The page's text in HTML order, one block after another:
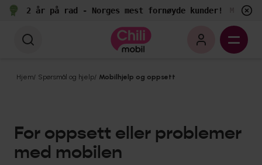
2 år på rad - Norges mest fornøyde kunder! Målt av
Hjem/ Spørsmål og hjelp/ Mobilhjelp og oppsett
For oppsett eller problemer
med mobilen